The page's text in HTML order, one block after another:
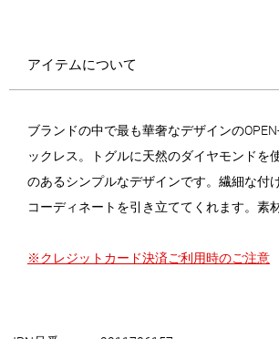
アイテムについて
ブランドの中で最も華奢なデザインの
ックレス。トグルに天然のダイヤモンドを
のあるシンプルなデザインです。繊細な付
コーディネートを引き立ててくれます。素
※クレジットカード決済ご利用時のご注意